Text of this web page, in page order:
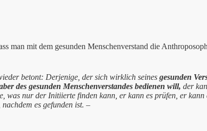
man mit dem gesunden Menschenverstand die
betont: Derjenige, der sich wirklich seines gesunden
des gesunden Menschenverstandes bedienen will, der
was nur der Initiierte finden kann, er kann es prüfen, er kann
es gefunden ist. –